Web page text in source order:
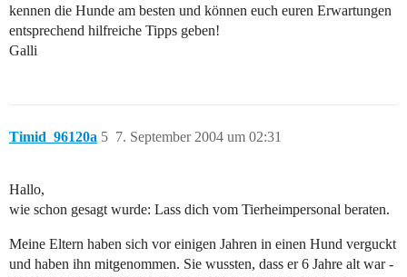
kennen die Hunde am besten und können euch euren Erwartungen
entsprechend hilfreiche Tipps geben!
Galli
Timid_96120a 7. September 2004 um 02:31
5
Hallo,
wie schon gesagt wurde: Lass dich vom Tierheimpersonal beraten.
Meine Eltern haben sich vor einigen Jahren in einen Hund verguckt
und haben ihn mitgenommen. Sie wussten, dass er 6 Jahre alt war -